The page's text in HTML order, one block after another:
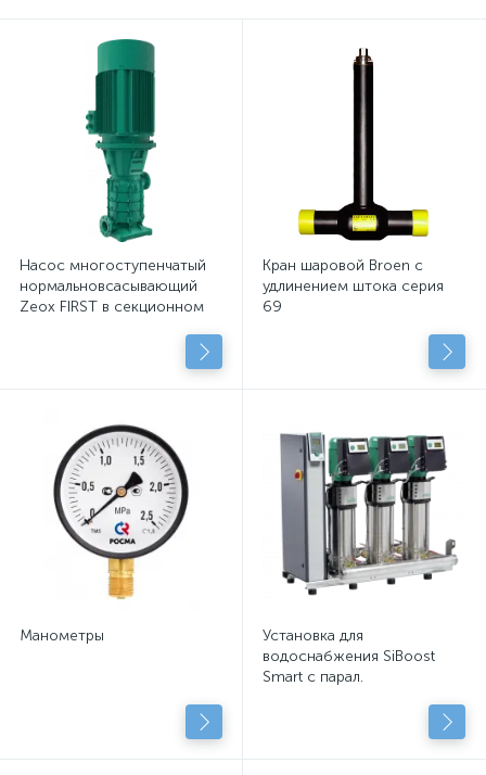
Насос многоступенчатый
нормальновсасывающий
Zeox FIRST в секционном
Кран шаровой Broen с
удлинением штока серия
69
Манометры
Установка для
водоснабжения SiBoost
Smart с парал.
центробежными насосами